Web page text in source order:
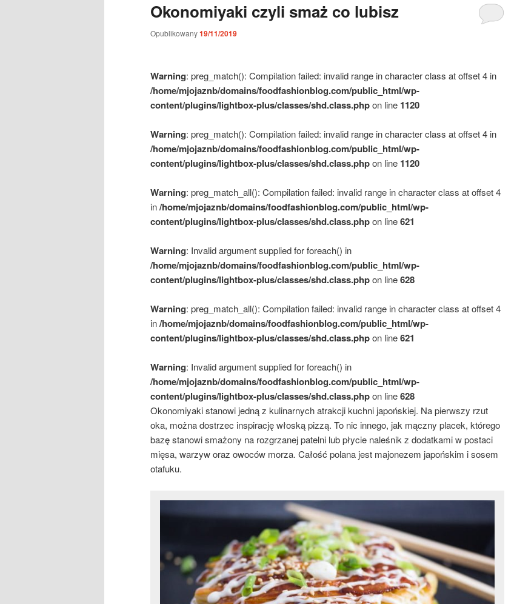
Okonomiyaki czyli smaż co lubisz
Opublikowany19/11/2019
Warning: preg_match(): Compilation failed: invalid range in character class at offset 4 in
/home/mjojaznb/domains/foodfashionblog.com/public_html/wp-
content/plugins/lightbox-plus/classes/shd.class.phpon line 1120
Warning: preg_match(): Compilation failed: invalid range in character class at offset 4 in
/home/mjojaznb/domains/foodfashionblog.com/public_html/wp-
content/plugins/lightbox-plus/classes/shd.class.phpon line 1120
Warning: preg_match_all(): Compilation failed: invalid range in character class at offset 4
in/home/mjojaznb/domains/foodfashionblog.com/public_html/wp-
content/plugins/lightbox-plus/classes/shd.class.phpon line621
Warning: Invalid argument supplied for foreach() in
/home/mjojaznb/domains/foodfashionblog.com/public_html/wp-
content/plugins/lightbox-plus/classes/shd.class.phpon line628
Warning: preg_match_all(): Compilation failed: invalid range in character class at offset 4
in/home/mjojaznb/domains/foodfashionblog.com/public_html/wp-
content/plugins/lightbox-plus/classes/shd.class.phpon line621
Warning: Invalid argument supplied for foreach() in
/home/mjojaznb/domains/foodfashionblog.com/public_html/wp-
content/plugins/lightbox-plus/classes/shd.class.phpon line628
Okonomiyaki stanowi jedną z kulinarnych atrakcji kuchni japońskiej. Na pierwszy rzut
oka, można dostrzec inspirację włoską pizzą. To nic innego, jak mączny placek, którego
bazę stanowi smażony na rozgrzanej patelni lub płycie naleśnik z dodatkami w postaci
mięsa, warzyw oraz owoców morza. Całość polana jest majonezem japońskim i sosem
otafuku.